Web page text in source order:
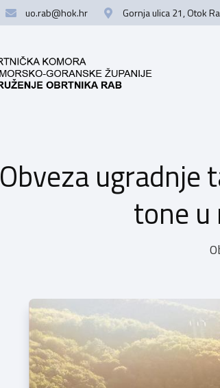
uo.rab@hok.hr Gornja ulica 21, Otok
Obveza ugradnje
tone